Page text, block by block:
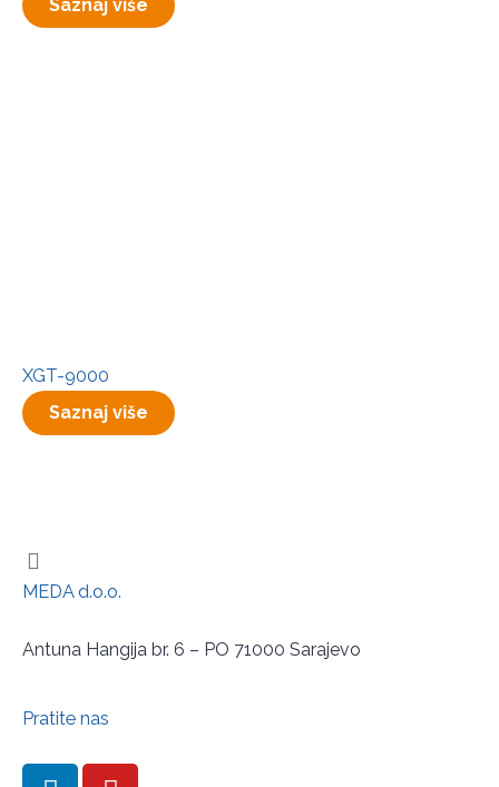
Saznaj više
XGT-9000
Saznaj više
MEDA d.o.o.
Antuna Hangija br. 6 – PO 71000 Sarajevo
Pratite nas